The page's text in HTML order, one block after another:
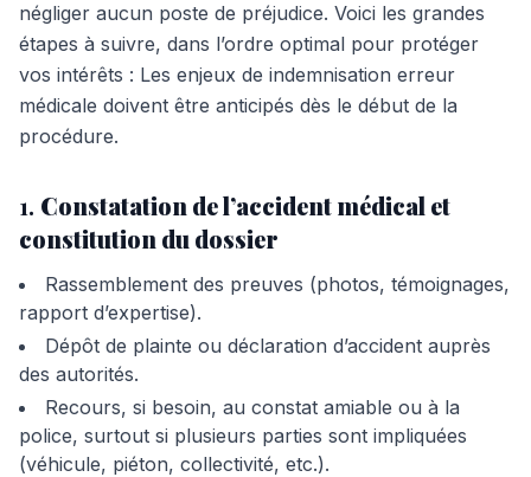
négliger aucun poste de préjudice. Voici les grandes
étapes à suivre, dans l’ordre optimal pour protéger
vos intérêts : Les enjeux de indemnisation erreur
médicale doivent être anticipés dès le début de la
procédure.
1. Constatation de l’accident médical et
constitution du dossier
Rassemblement des preuves (photos, témoignages,
rapport d’expertise).
Dépôt de plainte ou déclaration d’accident auprès
des autorités.
Recours, si besoin, au constat amiable ou à la
police, surtout si plusieurs parties sont impliquées
(véhicule, piéton, collectivité, etc.).